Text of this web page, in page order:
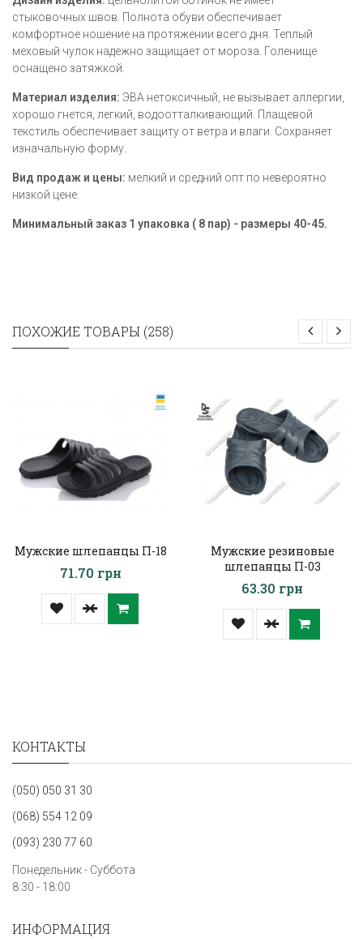
стыковочных швов. Полнота обуви обеспечивает
комфортное ношение на протяжении всего дня. Теплый
меховый чулок надежно защищает от мороза. Голенище
оснащено затяжкой.
Материал изделия: ЭВА нетоксичный, не вызывает аллергии,
хорошо гнется, легкий, водоотталкивающий. Плащевой
текстиль обеспечивает защиту от ветра и влаги. Сохраняет
изначальную форму.
Вид продаж и цены: мелкий и средний опт по невероятно
низкой цене.
Минимальный заказ 1 упаковка ( 8 пар) - размеры 40-45​.
ПОХОЖИЕ ТОВАРЫ (258)
Мужские шлепанцы П-18
71.70 грн
Мужские резиновые
шлепанцы П-03
63.30 грн
КОНТАКТЫ
(050) 050 31 30
(068) 554 12 09
(093) 230 77 60
Понедельник - Суббота
8:30 - 18:00
ИНФОРМАЦИЯ